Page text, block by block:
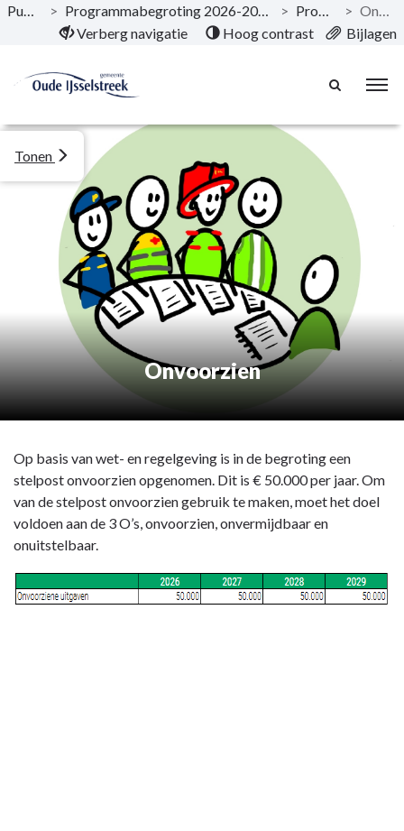
Naar hoofdinhoud
Publicaties > Programmabegroting 2026-2029 Eigen koers houden maakt sterk! > Programma’s >
Onvoorzien
Verberg navigatie
Hoog contrast Bijlagen
Onvoorzien
Tonen
Op basis van wet- en regelgeving is in de begroting een
stelpost onvoorzien opgenomen. Dit is € 50.000 per jaar. Om
van de stelpost onvoorzien gebruik te maken, moet het doel
voldoen aan de 3 O’s, onvoorzien, onvermijdbaar en
onuitstelbaar.